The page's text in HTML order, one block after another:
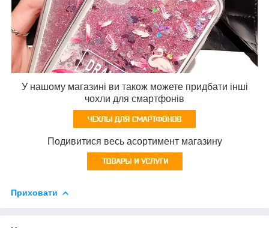
У нашому магазині ви також можете придбати інші
чохли для смартфонів
Подивитися весь асортимент магазину
Приховати